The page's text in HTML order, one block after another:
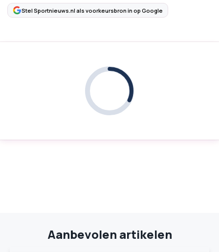
Stel Sportnieuws.nl als voorkeursbron in op Google
Aanbevolen artikelen